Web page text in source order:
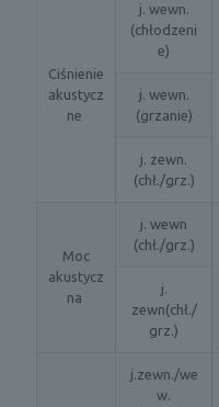
Ciśnienie
akustycz
ne
j. wewn.
(chłodzeni
e)
j. wewn.
(grzanie)
j. zewn.
(chł./grz.)
Moc
akustycz
na
j. wewn
(chł./grz.)
j.
zewn(chł./
grz.)
j.zewn./we
w.